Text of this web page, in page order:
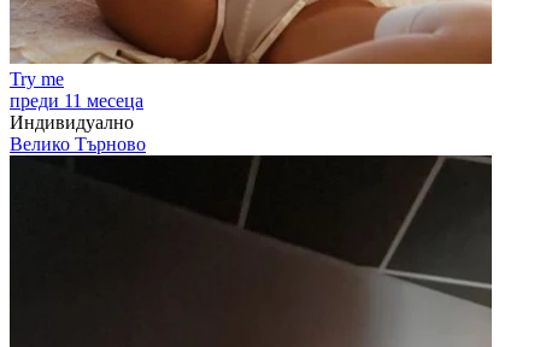
Try me
преди 11 месеца
Индивидуално
Велико Търново